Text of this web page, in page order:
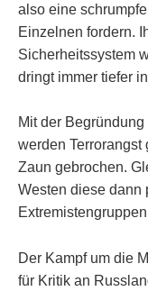
also eine
Einzelnen fordern.
Sicherheitssystem
dringt immer tiefer
Mit der
werden
Zaun gebrochen.
Westen diese dann
Der Kampf um die
für Kritik an